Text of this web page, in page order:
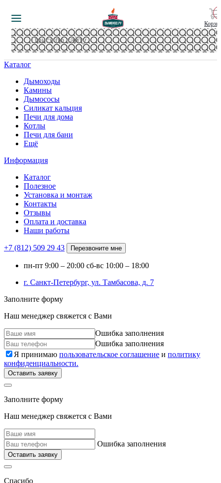
Каталог
Дымоходы
Камины
Дымососы
Силикат кальция
Печи для дома
Котлы
Печи для бани
Ещё
Информация
Каталог
Полезное
Установка и монтаж
Контакты
Отзывы
Оплата и доставка
Наши работы
+7 (812) 509 29 43 Перезвоните мне
пн-пт 9:00 – 20:00 сб-вс 10:00 – 18:00
г. Санкт-Петербург, ул. Тамбасова, д. 7
Заполните форму
Наш менеджер свяжется с Вами
Ошибка заполнения
Ошибка заполнения
Я принимаю пользовательское соглашение и политику
конфиденциальности.
Оставить заявку
Заполните форму
Наш менеджер свяжется с Вами
Ошибка заполнения
Оставить заявку
Спасибо